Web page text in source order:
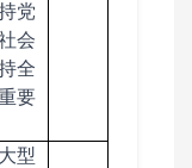
党
会
全
要
型